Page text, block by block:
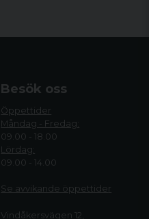
Besök oss
Öppettider
Måndag - Fredag:
09.00 - 18.00
Lördag:
09.00 - 14.00
Se avvikande öppettider
Vindåkersvägen 12,